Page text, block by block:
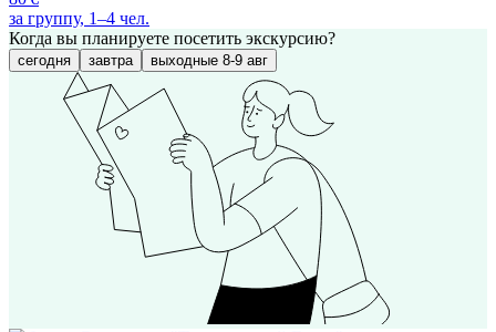
за группу, 1–4 чел.
Когда вы планируете посетить экскурсию?
сегодня завтра выходные 8-9 авг